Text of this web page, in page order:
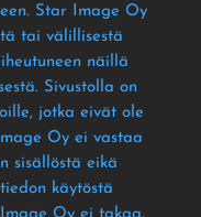
. Star Image Oy
tai välillisestä
näillä
. Sivustolla on
, jotka eivät ole
Oy ei vastaa
sisällöstä eikä
käytöstä